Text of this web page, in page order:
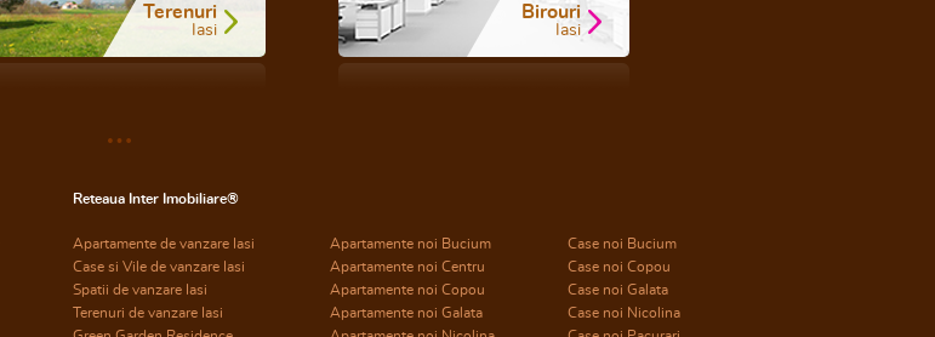
Terenuri
Iasi
Birouri
Iasi
Reteaua Inter Imobiliare®
Apartamente de vanzare Iasi
Case si Vile de vanzare Iasi
Spatii de vanzare Iasi
Terenuri de vanzare Iasi
Apartamente noi Bucium
Apartamente noi Centru
Apartamente noi Copou
Apartamente noi Galata
Case noi Bucium
Case noi Copou
Case noi Galata
Case noi Nicolina